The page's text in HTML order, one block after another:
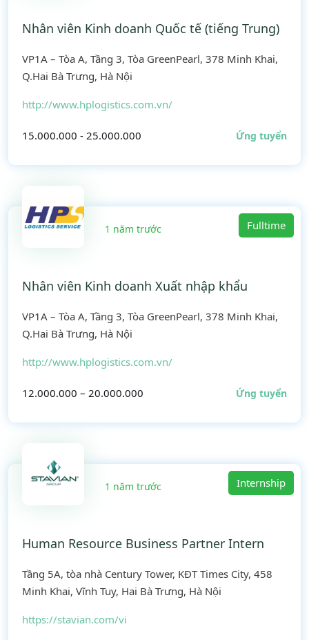
Nhân viên Kinh doanh Quốc tế (tiếng Trung)
VP1A – Tòa A, Tầng 3, Tòa GreenPearl, 378 Minh Khai,
Q.Hai Bà Trưng, Hà Nội
http://www.hplogistics.com.vn/
15.000.000 - 25.000.000 Ứng tuyển
1 năm trước Fulltime
Nhân viên Kinh doanh Xuất nhập khẩu
VP1A – Tòa A, Tầng 3, Tòa GreenPearl, 378 Minh Khai,
Q.Hai Bà Trưng, Hà Nội
http://www.hplogistics.com.vn/
12.000.000 – 20.000.000 Ứng tuyển
1 năm trước Internship
Human Resource Business Partner Intern
Tầng 5A, tòa nhà Century Tower, KĐT Times City, 458
Minh Khai, Vĩnh Tuy, Hai Bà Trưng, Hà Nội
https://stavian.com/vi